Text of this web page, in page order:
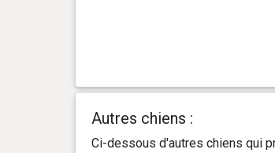
Autres chiens :
Ci-dessous d'autres chiens qui